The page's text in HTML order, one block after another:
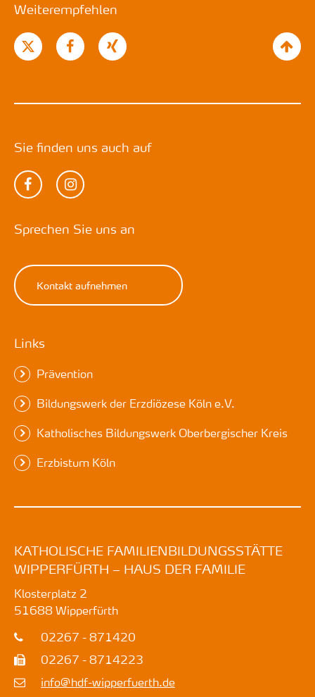
Weiterempfehlen
Sie finden uns auch auf
Sprechen Sie uns an
Kontakt aufnehmen
Links
Prävention
Bildungswerk der Erzdiözese Köln e.V.
Katholisches Bildungswerk Oberbergischer Kreis
Erzbistum Köln
KATHOLISCHE FAMILIENBILDUNGSSTÄTTE
WIPPERFÜRTH – HAUS DER FAMILIE
Klosterplatz 2
51688Wipperfürth
02267 - 871420
02267 - 8714223
info@hdf-wipperfuerth.de